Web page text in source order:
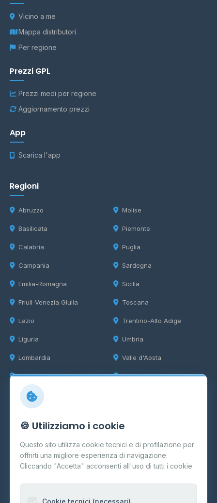
Vicino a me
Mappa distributori
Per regione
Prezzi GPL
Prezzi medi per regione
Aggiornamento prezzi
App
Scarica l'app
Regioni
Abruzzo
Basilicata
Calabria
Campania
Emilia-Romagna
Friuli-Venezia Giulia
Lazio
Liguria
Lombardia
Marche
Molise
Piemonte
Puglia
Sardegna
Sicilia
Toscana
Trentino-Alto Adige
Umbria
Valle d'Aosta
Veneto
Info
Cos'è il GPL
FAQ
Contatti
🍪 Utilizziamo i cookie
Questo sito utilizza cookie tecnici e di profilazione per
offrirti una migliore esperienza di navigazione.
Cliccando "Accetta" acconsenti all'uso di tutti i cookie.
Cookie tecnici (necessari)